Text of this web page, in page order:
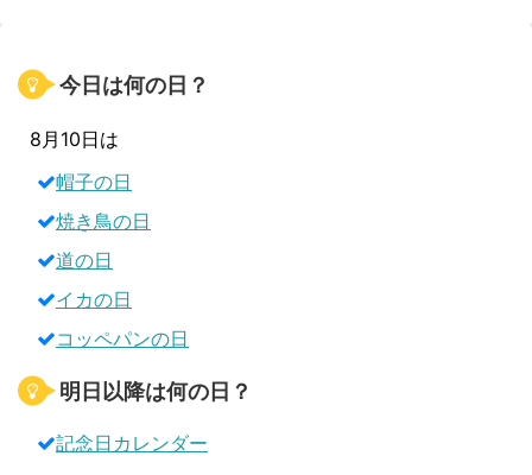
今日は何の日？
8月10日は
帽子の日
焼き鳥の日
道の日
イカの日
コッペパンの日
明日以降は何の日？
記念日カレンダー